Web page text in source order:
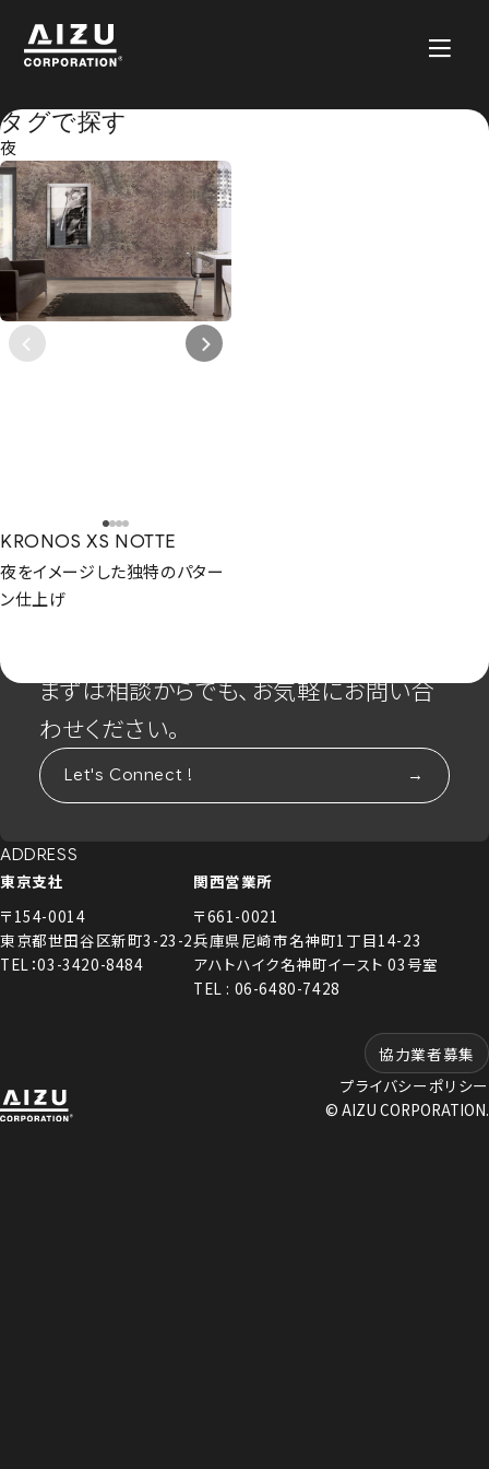
タグで探す
夜
KRONOS XS NOTTE
夜をイメージした独特のパター
ン仕上げ
まずは相談からでも、お気軽にお問い合
わせください。
Let's Connect !
ADDRESS
東京支社
〒154-0014
東京都世田谷区新町3-23-2
TEL：03-3420-8484
関西営業所
〒661-0021
兵庫県尼崎市名神町1丁目14-23
アハトハイク名神町イースト 03号室
TEL : 06-6480-7428
協力業者募集
プライバシーポリシー
© AIZU CORPORATION.